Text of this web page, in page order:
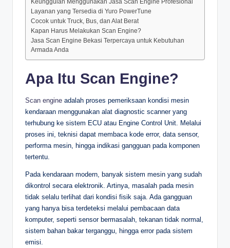
Keunggulan Menggunakan Jasa Scan Engine Profesional
Layanan yang Tersedia di Yuro PowerTune
Cocok untuk Truck, Bus, dan Alat Berat
Kapan Harus Melakukan Scan Engine?
Jasa Scan Engine Bekasi Terpercaya untuk Kebutuhan
Armada Anda
Apa Itu Scan Engine?
Scan engine adalah proses pemeriksaan kondisi mesin
kendaraan menggunakan alat diagnostic scanner yang
terhubung ke sistem ECU atau Engine Control Unit. Melalui
proses ini, teknisi dapat membaca kode error, data sensor,
performa mesin, hingga indikasi gangguan pada komponen
tertentu.
Pada kendaraan modern, banyak sistem mesin yang sudah
dikontrol secara elektronik. Artinya, masalah pada mesin
tidak selalu terlihat dari kondisi fisik saja. Ada gangguan
yang hanya bisa terdeteksi melalui pembacaan data
komputer, seperti sensor bermasalah, tekanan tidak normal,
sistem bahan bakar terganggu, hingga error pada sistem
emisi.